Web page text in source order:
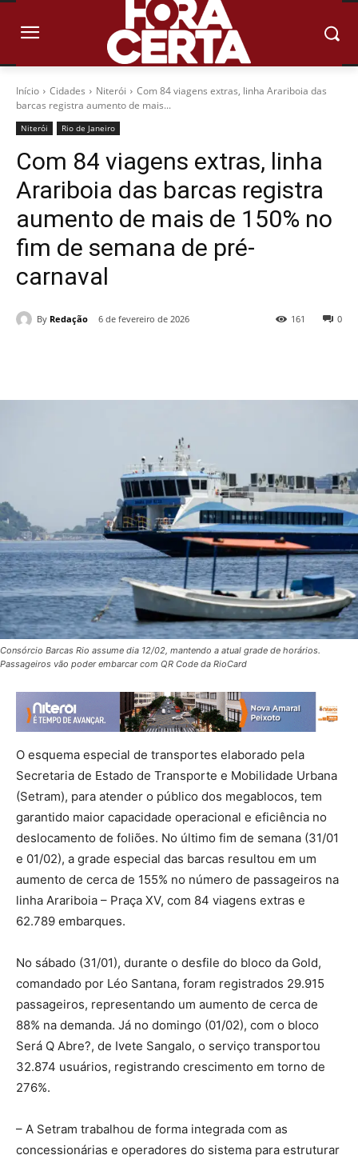
Início Cidades Niterói
Com 84 viagens extras, linha Arariboia das
barcas registra aumento de mais...
Niterói Rio de Janeiro
Com 84 viagens extras, linha
Arariboia das barcas registra
aumento de mais de 150% no
fim de semana de pré-
carnaval
By Redação 6 de fevereiro de 2026 0
161
Consórcio Barcas Rio assume dia 12/02, mantendo a atual grade de horários.
Passageiros vão poder embarcar com QR Code da RioCard
O esquema especial de transportes elaborado pela
Secretaria de Estado de Transporte e Mobilidade Urbana
(Setram), para atender o público dos megablocos, tem
garantido maior capacidade operacional e eficiência no
deslocamento de foliões. No último fim de semana (31/01
e 01/02), a grade especial das barcas resultou em um
aumento de cerca de 155% no número de passageiros na
linha Arariboia – Praça XV, com 84 viagens extras e
62.789 embarques.
No sábado (31/01), durante o desfile do bloco da Gold,
comandado por Léo Santana, foram registrados 29.915
passageiros, representando um aumento de cerca de
88% na demanda. Já no domingo (01/02), com o bloco
Será Q Abre?, de Ivete Sangalo, o serviço transportou
32.874 usuários, registrando crescimento em torno de
276%.
– A Setram trabalhou de forma integrada com as
concessionárias e operadores do sistema para estruturar